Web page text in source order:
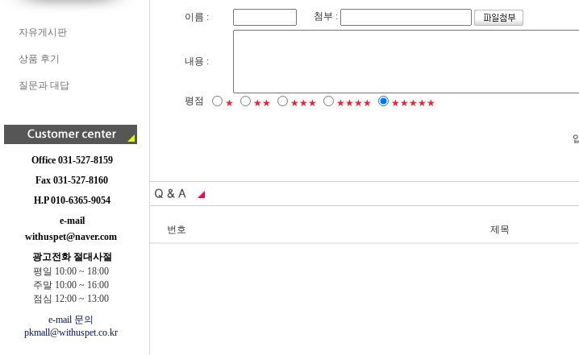
자유게시판
상품 후기
질문과 대답
Office 031-527-8159
Fax 031-527-8160
H.P 010-6365-9054
e-mail
withuspet@naver.com
광고전화 절대사절
평일 10:00 ~ 18:00
주말 10:00 ~ 16:00
점심 12:00 ~ 13:00
e-mail 문의
pkmall@withuspet.co.kr
이름 : 첨부 :
내용 :
평점 ★ ★★ ★★★ ★★★★ ★★★★★
번호 제목